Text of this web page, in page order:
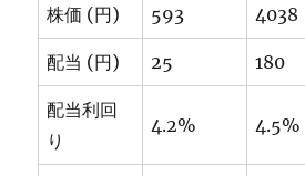
株価 (円) 593 4038
配当 (円) 25 180
配当利回
り
4.2% 4.5%